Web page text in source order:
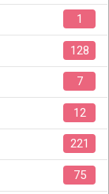
1
128
7
12
221
75